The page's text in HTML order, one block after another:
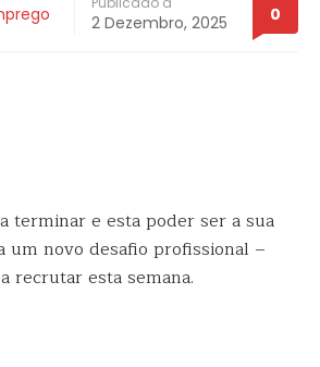
2 Dezembro, 2025 0
terminar e esta poder ser a sua
um novo desafio profissional –
recrutar esta semana.